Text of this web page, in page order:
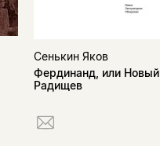
Сенькин Яков
Фердинанд, или Новый
Радищев